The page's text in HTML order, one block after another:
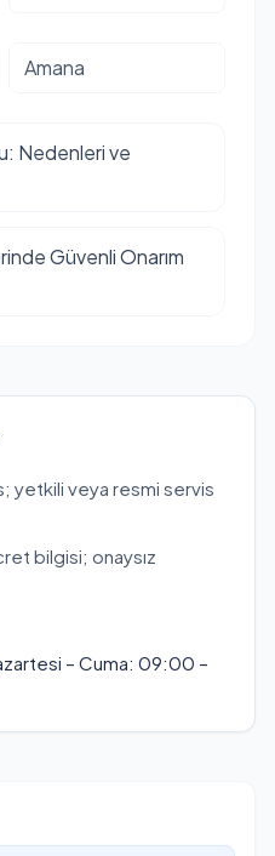
Amana
Nedenleri ve
Güvenli Onarım
yetkili veya resmi servis
bilgisi; onaysız
– Cuma: 09:00 –